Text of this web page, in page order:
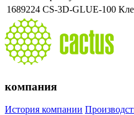
1689224 CS-3D-GLUE-100
компания
История компании